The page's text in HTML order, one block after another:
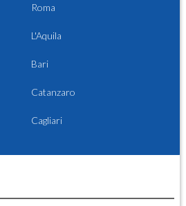
Roma
L'Aquila
Bari
Catanzaro
Cagliari